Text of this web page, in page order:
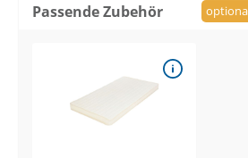
Passende Zubehör